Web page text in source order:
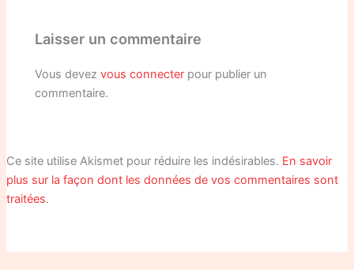
Laisser un commentaire
Vous devezvous connecter pour publier un
commentaire.
Ce site utilise Akismet pour réduire les indésirables. En savoir
plus sur la façon dont les données de vos commentaires sont
traitées.